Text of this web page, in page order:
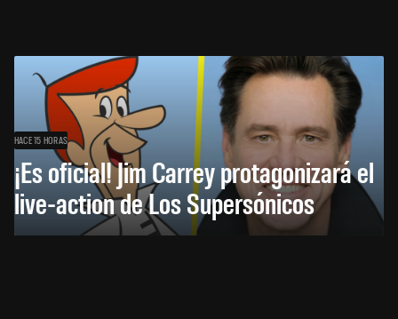
HACE 15 HORAS
¡Es oficial! Jim Carrey protagonizará el
live-action de Los Supersónicos